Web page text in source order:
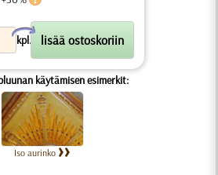
kpl.
X
käytämisen esimerkit:
Iso aurinko